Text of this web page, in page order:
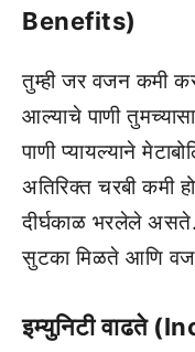
Benefits)
तुम्ही जर वजन कमी
आल्याचे पाणी
पाणी प्यायल्याने
अतिरिक्त चरबी कमी
दीर्घकाळ भरलेले असते.
सुटका मिळते आणि
इम्युनिटी वाढते